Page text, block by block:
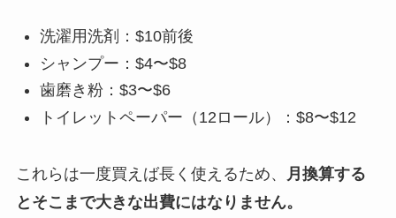
洗濯用洗剤：$10前後
シャンプー：$4〜$8
歯磨き粉：$3〜$6
トイレットペーパー（12ロール）：$8〜$12
これらは一度買えば長く使えるため、
月換算する
とそこまで大きな出費にはなりません。